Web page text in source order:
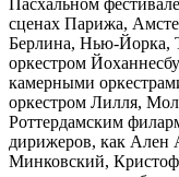
сценах Парижа,
Берлина, Нью-Йорка,
оркестром
камерными
оркестром Лилля,
Роттердамским
дирижеров, как Ален
Минковский,